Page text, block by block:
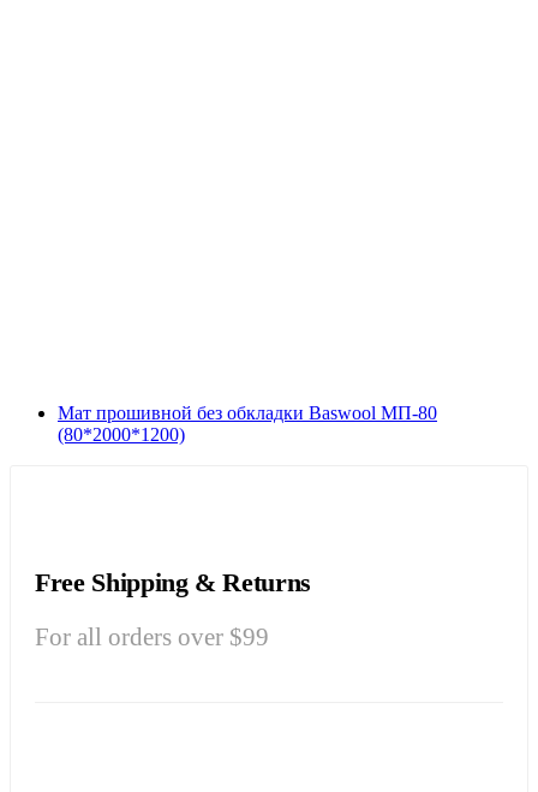
Мат прошивной без обкладки Baswool МП-80
(80*2000*1200)
Free Shipping & Returns
For all orders over $99